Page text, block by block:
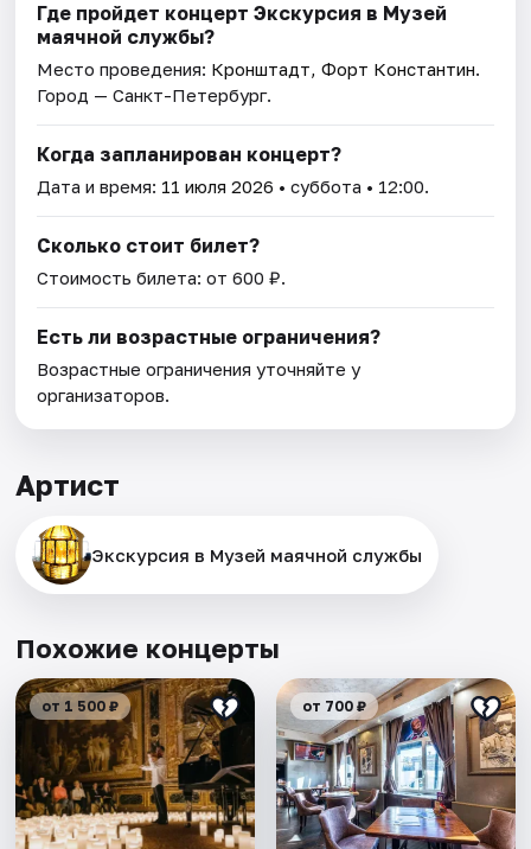
Где пройдет концерт Экскурсия в Музей
маячной службы?
Место проведения: Кронштадт, Форт Константин.
Город — Санкт-Петербург.
Когда запланирован концерт?
Дата и время: 11 июля 2026 • суббота • 12:00.
Сколько стоит билет?
Стоимость билета: от 600 ₽.
Есть ли возрастные ограничения?
Возрастные ограничения уточняйте у
организаторов.
Артист
Экскурсия в Музей маячной службы
Похожие концерты
от 1 500 ₽ от 700 ₽